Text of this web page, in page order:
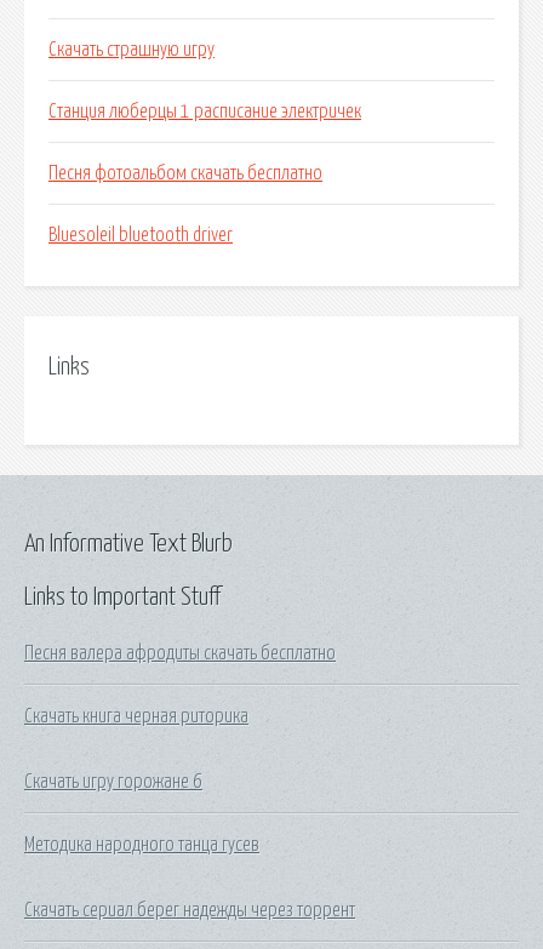
Скачать страшную игру
Станция люберцы 1 расписание электричек
Песня фотоальбом скачать бесплатно
Bluesoleil bluetooth driver
Links
Links to Important Stuff
Песня валера афродиты скачать бесплатно
Скачать книга черная риторика
Скачать игру горожане 6
Методика народного танца гусев
Скачать сериал берег надежды через торрент
An Informative Text Blurb